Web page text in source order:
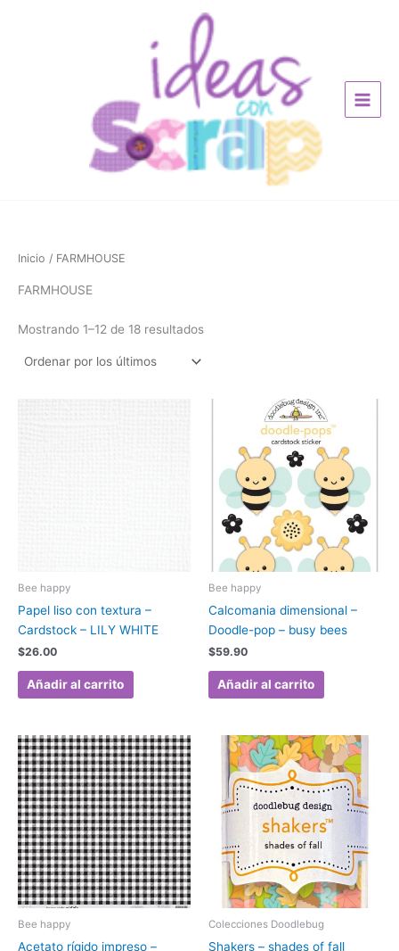
Inicio / FARMHOUSE
FARMHOUSE
Mostrando 1–12 de 18 resultados
por
los
últimos
Bee happy
Papel liso con textura –
Cardstock – LILY WHITE
$26.00
Añadir al carrito
Bee happy
Calcomania dimensional –
Doodle-pop – busy bees
$59.90
Añadir al carrito
Bee happy
Acetato rígido impreso –
Colecciones Doodlebug
Shakers – shades of fall